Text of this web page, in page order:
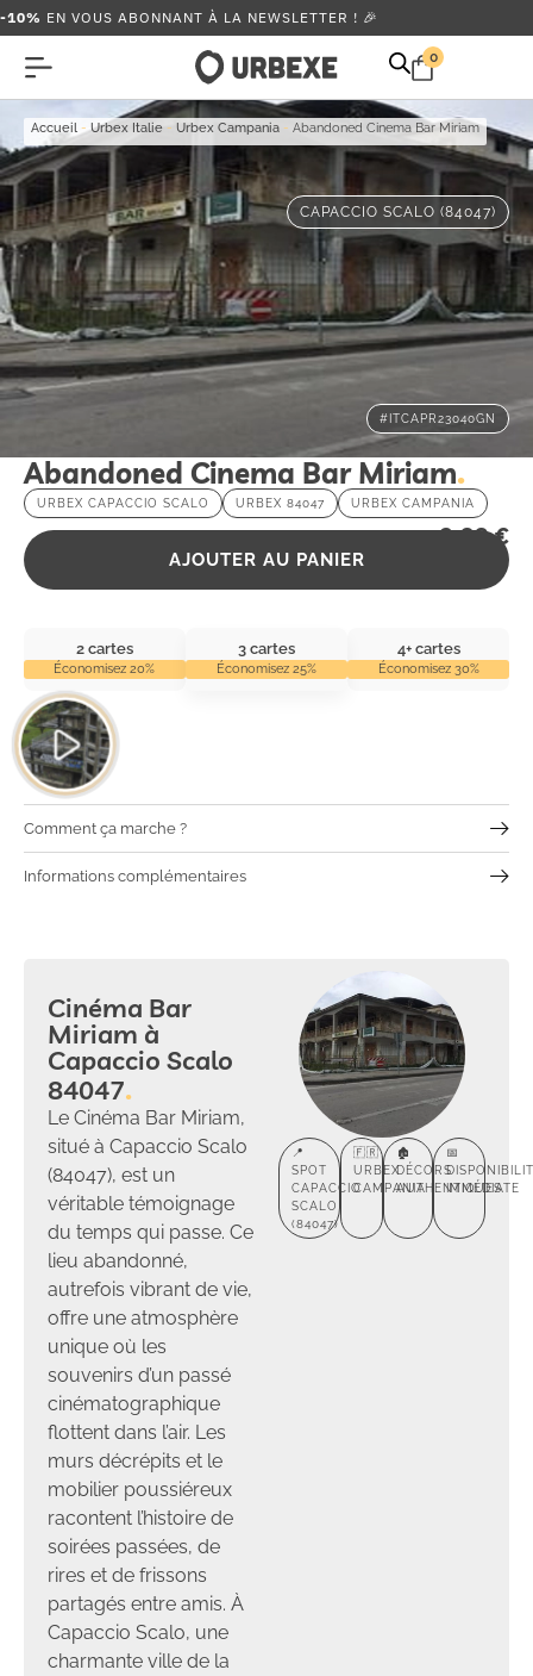
-10% EN VOUS ABONNANT À LA NEWSLETTER ! 🎉
0
Accueil -Urbex Italie - Urbex Campania - Abandoned Cinema Bar Miriam
CAPACCIO SCALO (84047)
#ITCAPR23040GN
Abandoned Cinema Bar Miriam
URBEX CAPACCIO SCALO URBEX 84047 URBEX CAMPANIA
2,99€
AJOUTER AU PANIER
2 cartes
Économisez 20%
3 cartes
Économisez 25%
4+ cartes
Économisez 30%
Comment ça marche ?
Informations complémentaires
Cinéma Bar
Miriam à
Capaccio Scalo
84047
Le Cinéma Bar Miriam,
situé à Capaccio Scalo
(84047), est un
véritable témoignage
du temps qui passe. Ce
lieu abandonné,
autrefois vibrant de vie,
offre une atmosphère
unique où les
souvenirs d’un passé
cinématographique
flottent dans l’air. Les
murs décrépits et le
mobilier poussiéreux
racontent l’histoire de
soirées passées, de
rires et de frissons
partagés entre amis. À
Capaccio Scalo, une
charmante ville de la
📍
SPOT
CAPACCIO
SCALO
(84047)
🇫🇷
URBEX
CAMPANIA
🏚️
DÉCORS
AUTHENTIQUES
📅
IMMÉDIATE